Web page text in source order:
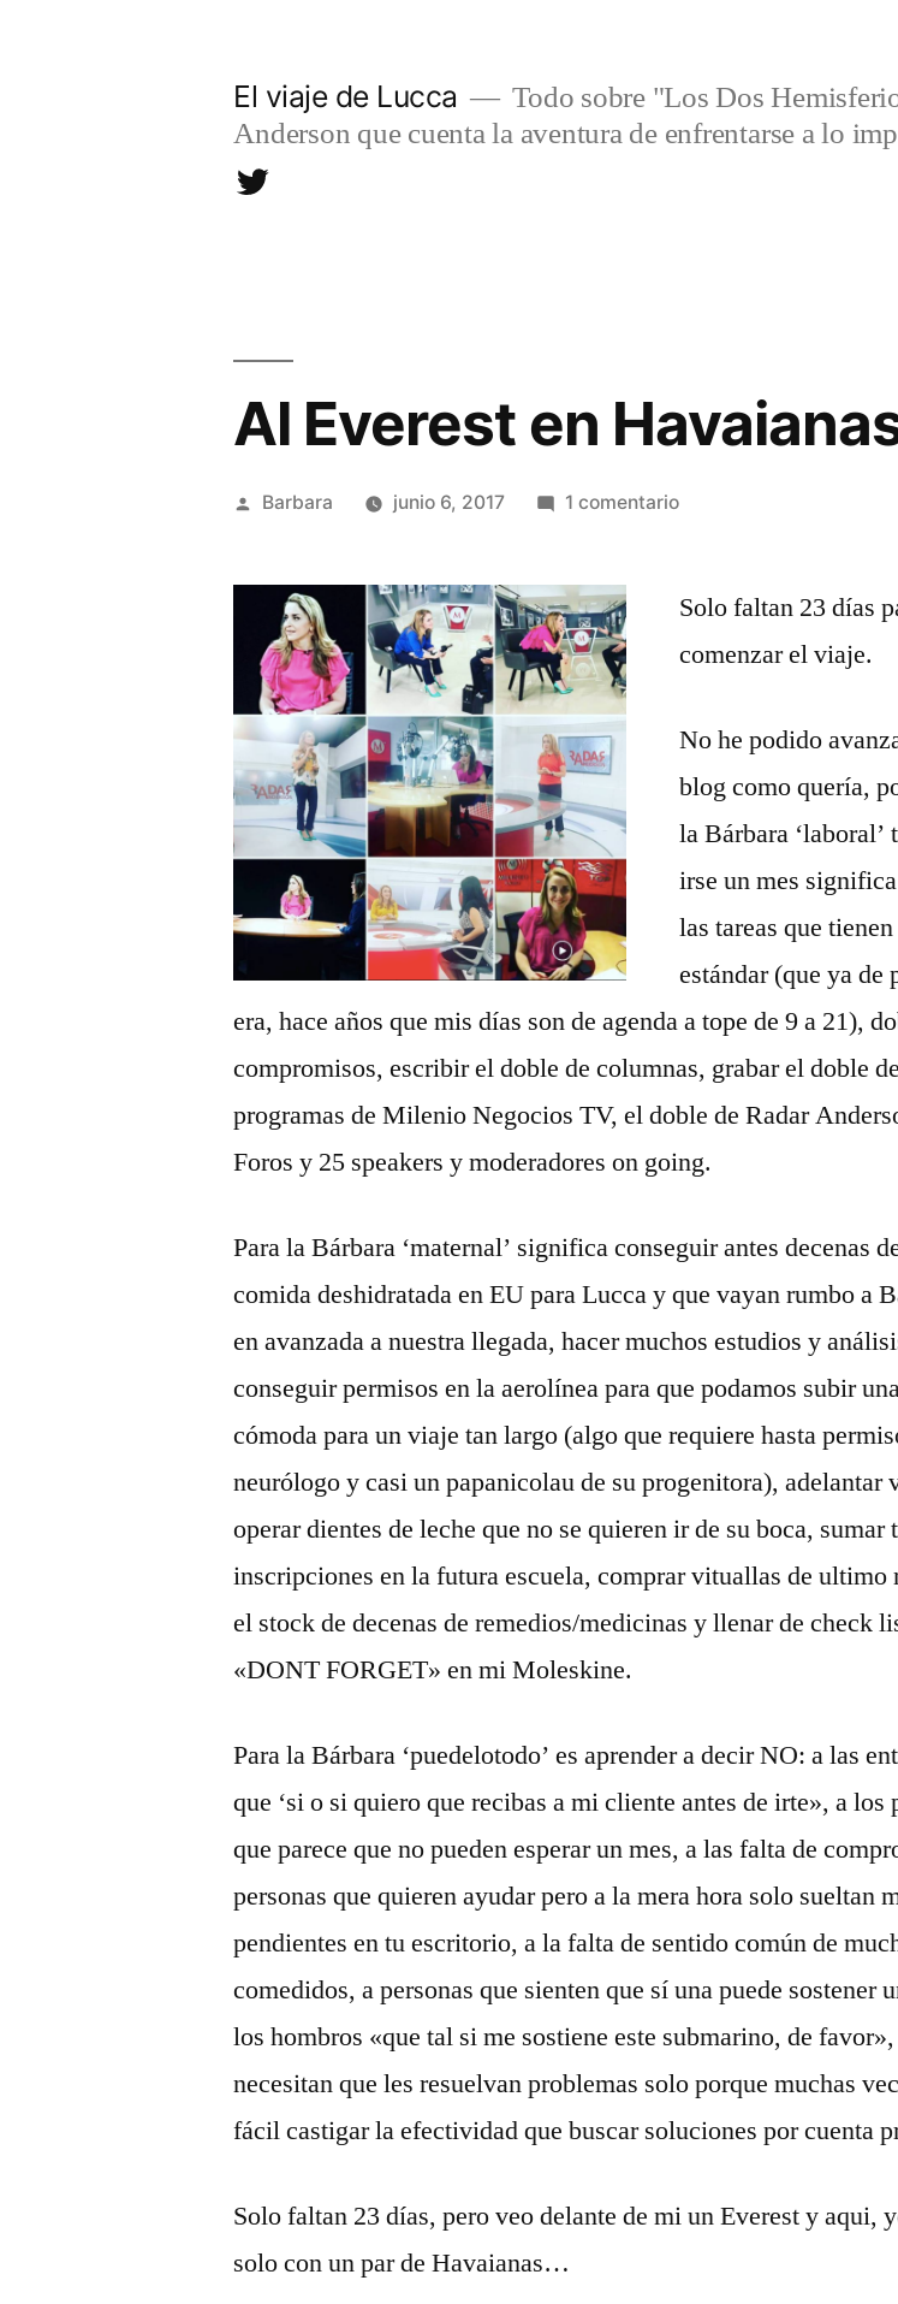
El viaje de Lucca
Todo sobre "Los Dos
Anderson que cuenta la aventura de enfrentarse a lo
Twitter
Al Everest en
Publicado
Barbara junio 6, 2017 1 comentarioen
en
Solo faltan 23 días
comenzar el viaje.
No he podido
blog como quería,
la Bárbara ‘laboral’
irse un mes
las tareas que
estándar (que ya de
era, hace años que mis días son de agenda a tope de 9 a 21),
compromisos, escribir el doble de columnas, grabar el doble de
programas de Milenio Negocios TV, el doble de Radar
Foros y 25 speakers y moderadores on going.
Para la Bárbara ‘maternal’ significa conseguir antes decenas
comida deshidratada en EU para Lucca y que vayan rumbo a
en avanzada a nuestra llegada, hacer muchos estudios y
conseguir permisos en la aerolínea para que podamos subir
cómoda para un viaje tan largo (algo que requiere hasta
neurólogo y casi un papanicolau de su progenitora), adelantar
operar dientes de leche que no se quieren ir de su boca, sumar
inscripciones en la futura escuela, comprar vituallas de ultimo
el stock de decenas de remedios/medicinas y llenar de check
«DONT FORGET» en mi Moleskine.
Para la Bárbara ‘puedelotodo’ es aprender a decir NO: a las
que ‘si o si quiero que recibas a mi cliente antes de irte», a los
que parece que no pueden esperar un mes, a las falta de
personas que quieren ayudar pero a la mera hora solo sueltan
pendientes en tu escritorio, a la falta de sentido común de
comedidos, a personas que sienten que sí una puede sostener
los hombros «que tal si me sostiene este submarino, de
necesitan que les resuelvan problemas solo porque muchas
fácil castigar la efectividad que buscar soluciones por cuenta
Solo faltan 23 días, pero veo delante de mi un Everest y aqui,
solo con un par de Havaianas…